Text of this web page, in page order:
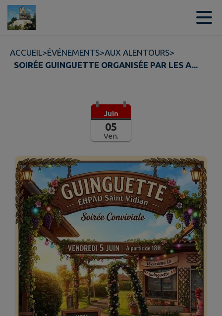
Contenu
ACCUEIL>ÉVÉNEMENTS>AUX ALENTOURS>
SOIRÉE GUINGUETTE ORGANISÉE PAR LES A...
Juin
05
Ven.